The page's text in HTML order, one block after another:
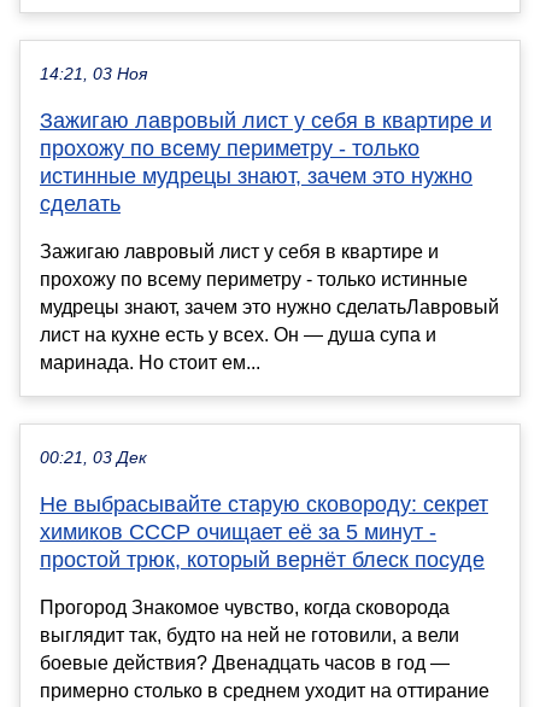
14:21, 03 Ноя
Зажигаю лавровый лист у себя в квартире и
прохожу по всему периметру - только
истинные мудрецы знают, зачем это нужно
сделать
Зажигаю лавровый лист у себя в квартире и
прохожу по всему периметру - только истинные
мудрецы знают, зачем это нужно сделатьЛавровый
лист на кухне есть у всех. Он — душа супа и
маринада. Но стоит ем...
00:21, 03 Дек
Не выбрасывайте старую сковороду: секрет
химиков СССР очищает её за 5 минут -
простой трюк, который вернёт блеск посуде
Прогород Знакомое чувство, когда сковорода
выглядит так, будто на ней не готовили, а вели
боевые действия? Двенадцать часов в год —
примерно столько в среднем уходит на оттирание